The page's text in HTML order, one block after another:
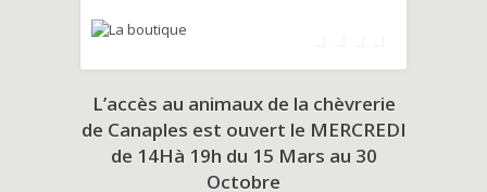
L’accès au animaux de la chèvrerie
de Canaples est ouvert le MERCREDI
de 14Hà 19h du 15 Mars au 30
Octobre